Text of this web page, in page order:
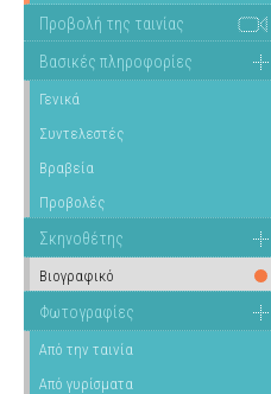
Προβολή της ταινίας
Βασικές πληροφορίες
Γενικά
Συντελεστές
Βραβεία
Προβολές
Σκηνοθέτης
Βιογραφικό
Φωτογραφίες
Από την ταινία
Από γυρίσματα